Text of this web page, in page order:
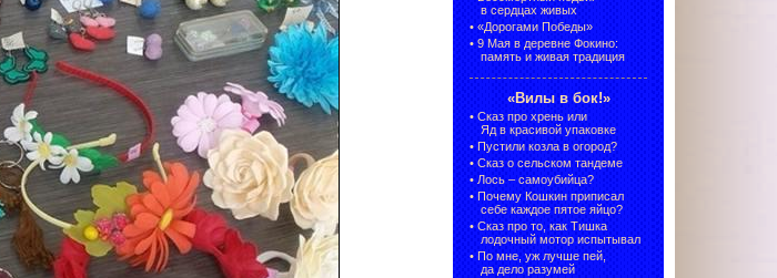
в сердцах живых
• «Дорогами Победы»
• 9 Мая в деревне Фокино:
память и живая традиция
«Вилы в бок!»
• Сказ про хрень или
Яд в красивой упаковке
• Пустили козла в огород?
• Сказ о сельском тандеме
• Лось – самоубийца?
• Почему Кошкин приписал
себе каждое пятое яйцо?
• Сказ про то, как Тишка
лодочный мотор испытывал
• По мне, уж лучше пей,
да дело разумей